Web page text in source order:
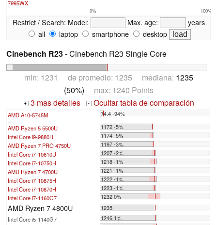
7995WX
0% 100%
Restrict / Search: Model: Max. age:
years
all
laptop smartphone desktop
Cinebench R23- Cinebench R23 Single Core
min: 1231 de promedio: 1235 mediana: 1235
(50%) max: 1240 Points
+ 3 mas detalles - Ocultar tabla de comparación
AMD A10-5745M 74.4 -94%
...
AMD Ryzen 5 5500U
1172 -5%
Intel Core i9-9880H
1174 -5%
AMD Ryzen 7 PRO 4750U
1197 -3%
Intel Core i7-10610U
1207 -2%
Intel Core i7-10750H
1218 -1%
AMD Ryzen 7 4700U
1221 -1%
Intel Core i7-10875H
1222 -1%
Intel Core i7-10870H
1223 -1%
Intel Core i7-1160G7
1232 0%
AMD Ryzen 7 4800U
1235
Intel Core i5-1140G7
1246 1%